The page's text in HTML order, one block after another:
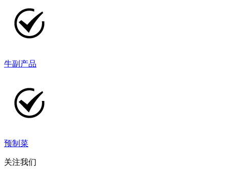
牛副产品
预制菜
关注我们